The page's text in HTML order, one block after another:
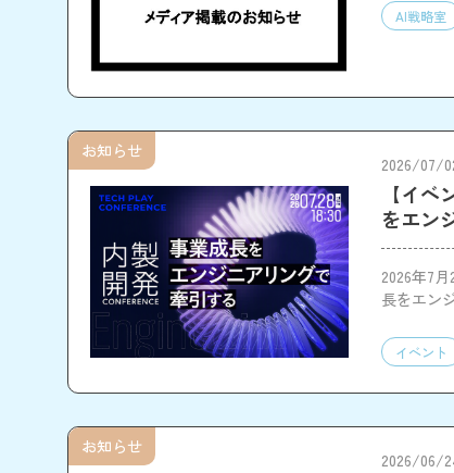
AI戦略室
2026/07/
【イ
をエン
2026年7
長をエン
イベント
お知らせ
2026/06/
お知らせ